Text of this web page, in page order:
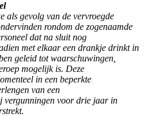
als gevolg van de vervroegde
rondom de zogenaamde
dat na sluit nog
met elkaar een drankje drinkt in
geleid tot waarschuwingen,
mogelijk is. Deze
in een beperkte
van een
vergunningen voor drie jaar in